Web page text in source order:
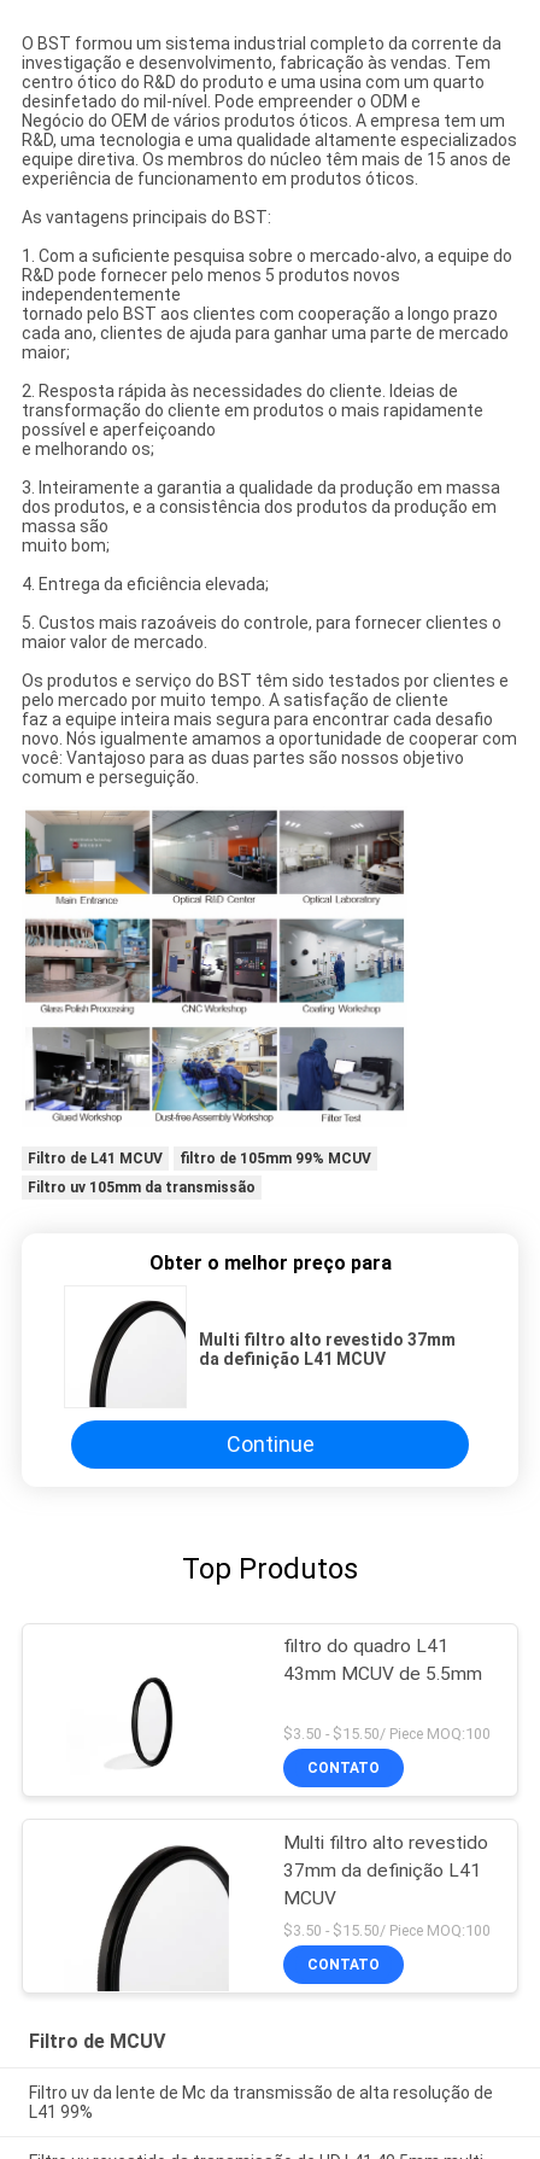
O BST formou um sistema industrial completo da corrente da
investigação e desenvolvimento, fabricação às vendas. Tem
centro ótico do R&D do produto e uma usina com um quarto
desinfetado do mil-nível. Pode empreender o ODM e
Negócio do OEM de vários produtos óticos. A empresa tem um
R&D, uma tecnologia e uma qualidade altamente especializados
equipe diretiva. Os membros do núcleo têm mais de 15 anos de
experiência de funcionamento em produtos óticos.
As vantagens principais do BST:
1. Com a suficiente pesquisa sobre o mercado-alvo, a equipe do
R&D pode fornecer pelo menos 5 produtos novos
independentemente
tornado pelo BST aos clientes com cooperação a longo prazo
cada ano, clientes de ajuda para ganhar uma parte de mercado
maior;
2. Resposta rápida às necessidades do cliente. Ideias de
transformação do cliente em produtos o mais rapidamente
possível e aperfeiçoando
e melhorando os;
3. Inteiramente a garantia a qualidade da produção em massa
dos produtos, e a consistência dos produtos da produção em
massa são
muito bom;
4. Entrega da eficiência elevada;
5. Custos mais razoáveis do controle, para fornecer clientes o
maior valor de mercado.
Os produtos e serviço do BST têm sido testados por clientes e
pelo mercado por muito tempo. A satisfação de cliente
faz a equipe inteira mais segura para encontrar cada desafio
novo. Nós igualmente amamos a oportunidade de cooperar com
você: Vantajoso para as duas partes são nossos objetivo
comum e perseguição.
Filtro de L41 MCUV
filtro de 105mm 99% MCUV
Filtro uv 105mm da transmissão
Obter o melhor preço para
Multi filtro alto revestido 37mm
da definição L41 MCUV
Continue
Top Produtos
filtro do quadro L41
43mm MCUV de 5.5mm
$3.50 - $15.50/ Piece MOQ:100
CONTATO
Multi filtro alto revestido
37mm da definição L41
MCUV
$3.50 - $15.50/ Piece MOQ:100
CONTATO
Filtro de MCUV
Filtro uv da lente de Mc da transmissão de alta resolução de
L41 99%